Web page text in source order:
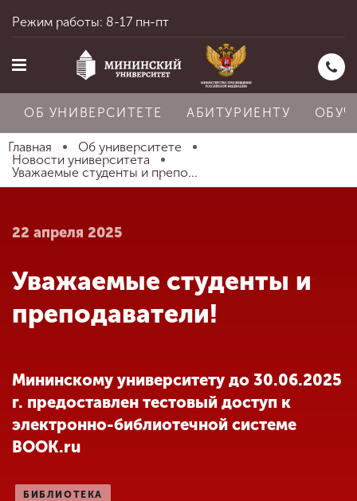
Главная
Абитуриенту
Наука
деятельность
Режим работы: 8-17 пн-пт
ОБ УНИВЕРСИТЕТЕ АБИТУРИЕНТУ
Главная
Об университете
Новости университета
Уважаемые студенты и препо...
22 апреля 2025
Уважаемые студенты и
преподаватели!
Мининскому университету до 30.06.2025
г. предоставлен тестовый доступ к
электронно-библиотечной системе
BOOK.ru
БИБЛИОТЕКА